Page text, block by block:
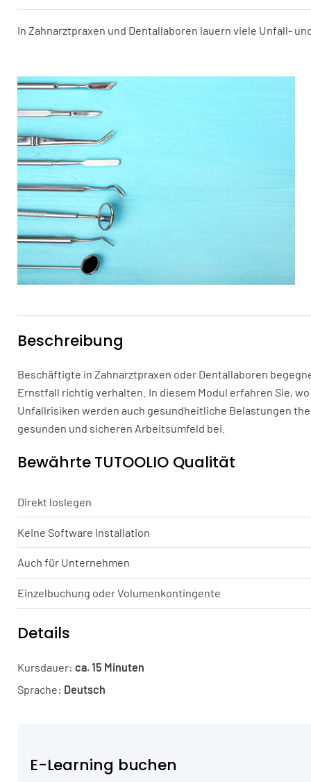
In Zahnarztpraxen und Dentallaboren lauern viele Unfall-
Beschreibung
Beschäftigte in Zahnarztpraxen oder Dentallaboren
Ernstfall richtig verhalten. In diesem Modul erfahren Sie,
Unfallrisiken werden auch gesundheitliche Belastungen
gesunden und sicheren Arbeitsumfeld bei.
Bewährte TUTOOLIO Qualität
Direkt loslegen
Keine Software Installation
Auch für Unternehmen
Einzelbuchung oder Volumenkontingente
Details
Kursdauer:ca. 15 Minuten
Sprache: Deutsch
E-Learning buchen